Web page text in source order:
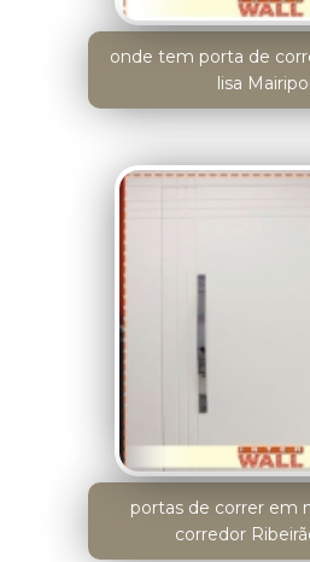
onde tem porta de
lisa
portas de correr em
corredor